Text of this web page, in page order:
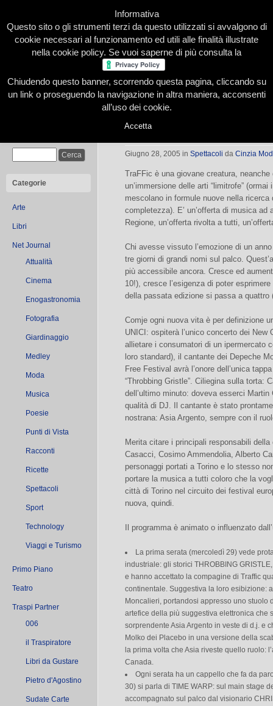
Home Presentazione Redazione Le nostre firme
Categorie
Arte
Libri
Net Journal
Attualità
Cinema
Enogastronomia
Fotografia
Giardinaggio
Medley
Moda
Musica
Poesie
Punti di Vista
Racconti
Ricette
Spettacoli
Sport
Technology
Viaggi e Turismo
Primo Piano
Teatro
Traspi Partner
006
il Traspiratore
Libri da Gustare
Pietro d'Agostino
Sudate Carte
Ed ora… TRAFFIC!
Giugno 28, 2005 in Spettacoli da Cinzia
TraFFic è una giovane creatura, neanche
un’immersione delle arti “limitrofe”
mescolano in formule nuove nella
completezza). E’ un’offerta di musica
Regione, un’offerta rivolta a tutti,
Chi avesse vissuto l’emozione di un
tre giorni di grandi nomi sul palco.
più accessibile ancora. Cresce ed
10!), cresce l’esigenza di poter
della passata edizione si passa a quattro
Comje ogni nuova vita è per definizione
UNICI: ospiterà l’unico concerto dei
allietare i consumatori di un ipermercato
loro standard), il cantante dei Depeche
Free Festival avrà l’onore dell’unica
“Throbbing Gristle”. Ciliegina sulla torta:
dell’ultimo minuto: doveva esserci
qualità di DJ. Il cantante è stato
nostrana: Asia Argento, sempre con il
Merita citare i principali responsabili
Casacci, Cosimo Ammendolia, Alberto
personaggi portati a Torino e lo stesso
portare la musica a tutti coloro che la
città di Torino nel circuito dei festival
nuova, quindi.
Il programma è animato o influenzato
La prima serata (mercoledì 29) vede
industriale: gli storici THROBBING
e hanno accettato la compagine di Traffic
continentale. Suggestiva la loro esibizione:
Moncalieri, portandosi appresso uno stuolo
artefice della più suggestiva elettronica che
sorprendente Asia Argento in veste di d.j. e
Molko dei Placebo in una versione della
la prima volta che Asia riveste quello ruolo:
Canada.
Ogni serata ha un cappello che fa da
30) si parla di TIME WARP: sul main stage
accompagnato sul palco dal visionario
Informativa
Questo sito o gli strumenti terzi da questo utilizzati si avvalgono di
cookie necessari al funzionamento ed utili alle finalità illustrate
nella cookie policy. Se vuoi saperne di più consulta la
Chiudendo questo banner, scorrendo questa pagina, cliccando su
un link o proseguendo la navigazione in altra maniera, acconsenti
all’uso dei cookie.
Accetta